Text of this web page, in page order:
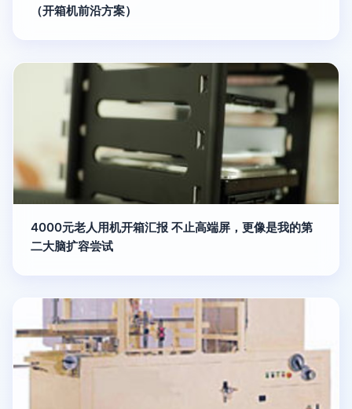
（开箱机前沿方案）
4000元老人用机开箱汇报 不止高端屏，更像是我的第
二大脑扩容尝试